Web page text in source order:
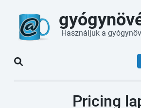
Használjuk a
Pricing